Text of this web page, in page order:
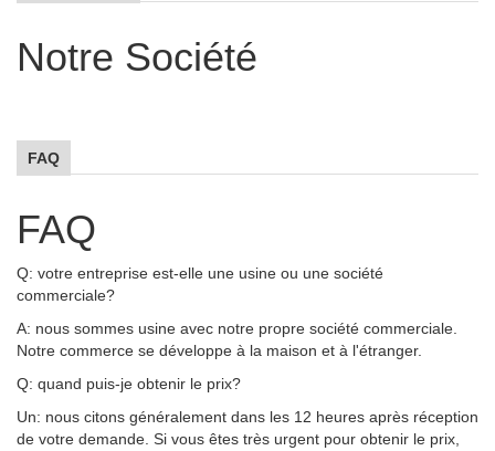
Notre Société
FAQ
FAQ
Q: votre entreprise est-elle une usine ou une société
commerciale?
A: nous sommes usine avec notre propre société commerciale.
Notre commerce se développe à la maison et à l'étranger.
Q: quand puis-je obtenir le prix?
Un: nous citons généralement dans les 12 heures après réception
de votre demande. Si vous êtes très urgent pour obtenir le prix,